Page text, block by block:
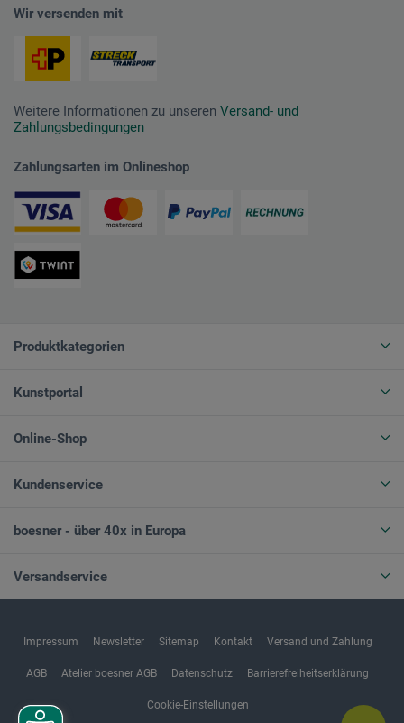
Wir versenden mit
Weitere Informationen zu unseren Versand- und
Zahlungsbedingungen
Zahlungsarten im Onlineshop
Produktkategorien
Kunstportal
Online-Shop
Kundenservice
boesner - über 40x in Europa
Versandservice
Impressum Newsletter Sitemap Kontakt Versand und Zahlung
AGB Atelier boesner AGB Datenschutz Barrierefreiheitserklärung
Cookie-Einstellungen